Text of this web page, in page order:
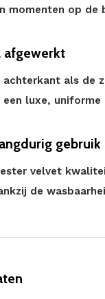
momenten op
afgewerkt
als de
luxe,
gebruik
velvet
de